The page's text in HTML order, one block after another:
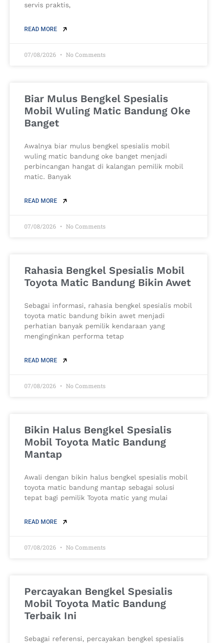
servis praktis,
READ MORE
07/08/2026 No Comments
Biar Mulus Bengkel Spesialis
Mobil Wuling Matic Bandung Oke
Banget
Awalnya biar mulus bengkel spesialis mobil
wuling matic bandung oke banget menjadi
perbincangan hangat di kalangan pemilik mobil
matic. Banyak
READ MORE
07/08/2026 No Comments
Rahasia Bengkel Spesialis Mobil
Toyota Matic Bandung Bikin Awet
Sebagai informasi, rahasia bengkel spesialis mobil
toyota matic bandung bikin awet menjadi
perhatian banyak pemilik kendaraan yang
menginginkan performa tetap
READ MORE
07/08/2026 No Comments
Bikin Halus Bengkel Spesialis
Mobil Toyota Matic Bandung
Mantap
Awali dengan bikin halus bengkel spesialis mobil
toyota matic bandung mantap sebagai solusi
tepat bagi pemilik Toyota matic yang mulai
READ MORE
07/08/2026 No Comments
Percayakan Bengkel Spesialis
Mobil Toyota Matic Bandung
Terbaik Ini
Sebagai referensi, percayakan bengkel spesialis